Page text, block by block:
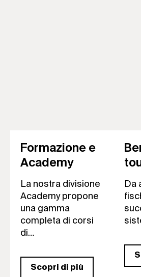
Formazione e
Academy
La nostra divisione
Academy propone
una gamma
completa di corsi
di…
Scopri di più
Da